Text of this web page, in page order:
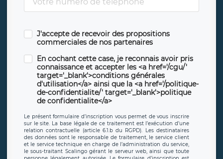
J'accepte de recevoir des propositions
commerciales de nos partenaires
En cochant cette case, je reconnais avoir pris
connaissance et accepter les <a href='/cgu/'
target='_blank'>conditions générales
d'utilisation</a> ainsi que la <a href='/politique-
de-confidentialite/' target='_blank'>politique
de confidentialite</a>
Le présent formulaire d’inscription vous permet de vous inscrire
sur le site. La base légale de ce traitement est l’exécution d’une
relation contractuelle (article 6.1.b du RGPD). Les destinataires
des données sont le responsable de traitement, le service client
et le service technique en charge de l’administration du service,
le sous-traitant Scalingo gérant le serveur web, ainsi que toute